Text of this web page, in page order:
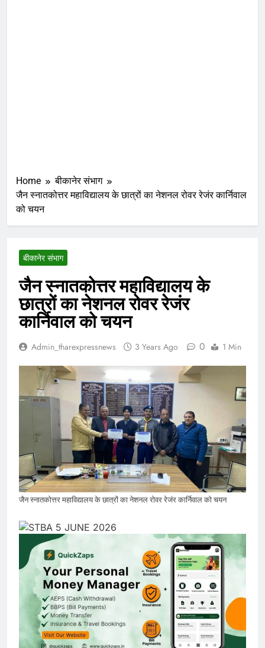
Home
बीकानेर संभाग
जैन स्नातकोत्तर महाविद्यालय के छात्रों का नेशनल रोवर रेजंर कार्निवाल
को चयन
बीकानेर संभाग
जैन स्नातकोत्तर महाविद्यालय के
छात्रों का नेशनल रोवर रेजंर
कार्निवाल को चयन
Admin_tharexpressnews 3 Years Ago 0 1 Min
जैन स्नातकोत्तर महाविद्यालय के छात्रों का नेशनल रोवर रेजंर कार्निवाल को चयन